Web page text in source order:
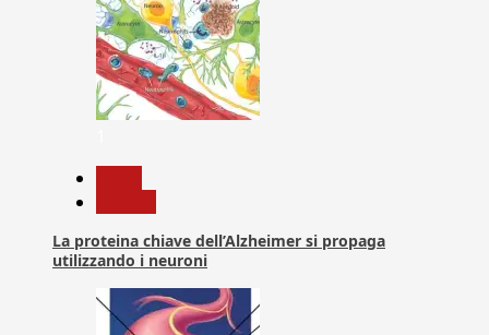
La proteina chiave dell’Alzheimer si propaga
utilizzando i neuroni